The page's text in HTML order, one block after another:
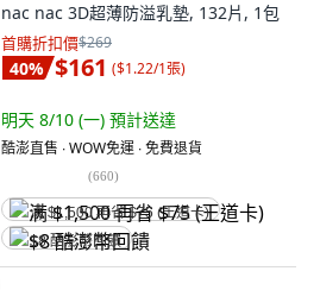
nac nac 3D超薄防溢乳墊, 132片, 1包
首購折扣價$269
40% $161 ($1.22/1張)
明天 8/10 (一) 預計送達
酷澎直售 ∙ WOW免運 ∙ 免費退貨
(660)
满 $1,500 再省 $75 (王道卡)
$8 酷澎幣回饋